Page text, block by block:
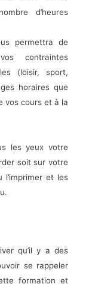
d’heures
permettra de
contraintes
(loisir, sport,
horaires que
vos cours et à la
les yeux votre
soit sur votre
l’imprimer et les
qu’il y a des
se rappeler
formation et